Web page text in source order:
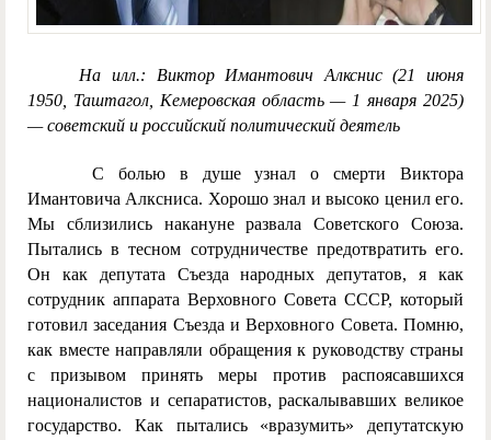
На илл.: Виктор Имантович Алкснис (21 июня
1950, Таштагол, Кемеровская область — 1 января 2025)
— советский и российский политический деятель
С болью в душе узнал о смерти Виктора
Имантовича Алксниса. Хорошо знал и высоко ценил его.
Мы сблизились накануне развала Советского Союза.
Пытались в тесном сотрудничестве предотвратить его.
Он как депутата Съезда народных депутатов, я как
сотрудник аппарата Верховного Совета СССР, который
готовил заседания Съезда и Верховного Совета. Помню,
как вместе направляли обращения к руководству страны
с призывом принять меры против распоясавшихся
националистов и сепаратистов, раскалывавших великое
государство. Как пытались «вразумить» депутатскую